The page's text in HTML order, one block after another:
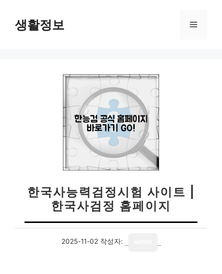
생활정보 메
한국사능력검정시험 사이트 |
한국사검정 홈페이지
2025-11-02 작성자: